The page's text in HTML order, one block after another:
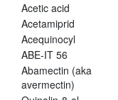
Acetic acid
Acetamiprid
Acequinocyl
ABE-IT 56
Abamectin (aka
avermectin)